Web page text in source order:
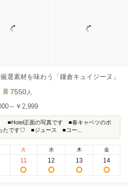
選素材を味わう「鎌倉キュイジーヌ」
7550 人
～￥2,999
■Hotel正面の写真です ■春キャベツのポ
たです♡ ■ジュース ■コー...
火
11
水
12
木
13
金
14